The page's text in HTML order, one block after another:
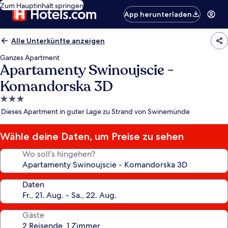
Zum Hauptinhalt springen
App herunterladen
Alle Unterkünfte anzeigen
Ganzes Apartment
Apartamenty Swinoujscie -
Komandorska 3D
3.0-
Sterne-
Dieses Apartment in guter Lage zu Strand von Swinemünde
Wähle deine Daten, um Preise zu sehen
Wo soll’s hingehen?
Daten
Gäste